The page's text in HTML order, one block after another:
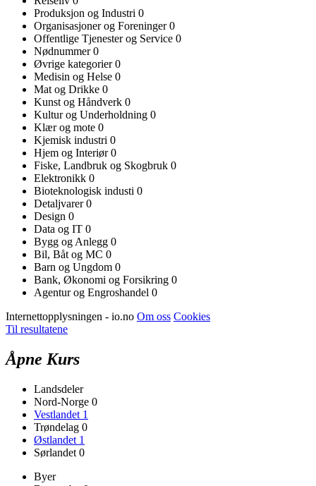
Produksjon og Industri 0
Organisasjoner og Foreninger0
Offentlige Tjenester og Service 0
Nødnummer0
Øvrige kategorier0
Medisin og Helse 0
Mat og Drikke 0
Kunst og Håndverk 0
Kultur og Underholdning 0
Klær og mote 0
Kjemisk industri 0
Hjem og Interiør0
Fiske, Landbruk og Skogbruk 0
Elektronikk 0
Bioteknologisk industi 0
Detaljvarer0
Design 0
Data og IT 0
Bygg og Anlegg 0
Bil, Båt og MC 0
Barn og Ungdom 0
Bank, Økonomi og Forsikring 0
Agentur og Engroshandel 0
Internettopplysningen - io.no Om oss Cookies
Til resultatene
Åpne Kurs
Landsdeler
Nord-Norge 0
Vestlandet 1
Trøndelag 0
Østlandet 1
Sørlandet 0
Byer